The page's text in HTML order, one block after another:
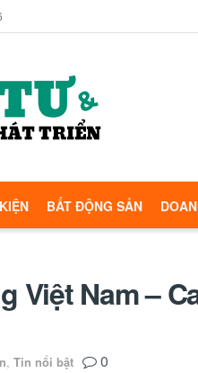
BẤT ĐỘNG SẢN
Việt Nam –
, Tin nổi bật 0